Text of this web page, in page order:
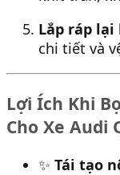
Lắp ráp
chi tiết và
Lợi Ích Khi
Cho Xe Audi
✨ Tái tạo